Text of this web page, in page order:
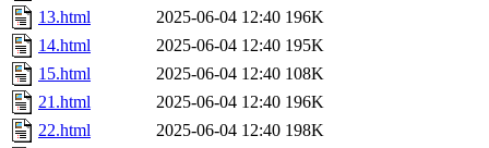
13.html
2025-06-04 12:40 196K
14.html
2025-06-04 12:40 195K
15.html
2025-06-04 12:40 108K
21.html
2025-06-04 12:40 196K
22.html
2025-06-04 12:40 198K